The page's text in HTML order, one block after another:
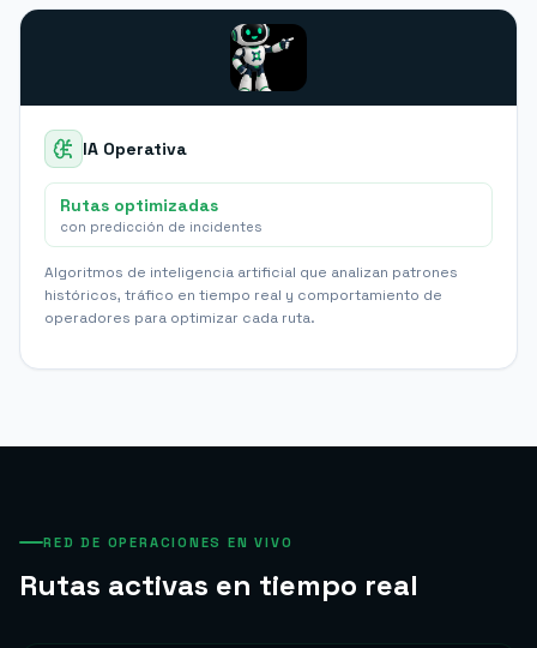
IA Operativa
Rutas optimizadas
con predicción de incidentes
Algoritmos de inteligencia artificial que analizan patrones
históricos, tráfico en tiempo real y comportamiento de
operadores para optimizar cada ruta.
RED DE OPERACIONES EN VIVO
Rutas activas en tiempo real